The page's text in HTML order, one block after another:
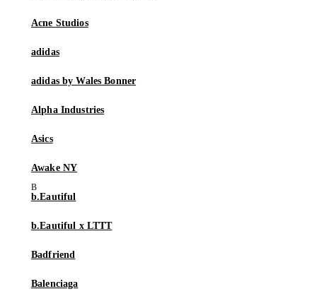
Acne Studios
adidas
adidas by Wales Bonner
Alpha Industries
Asics
Awake NY
b.Eautiful
b.Eautiful x LTTT
Badfriend
Balenciaga